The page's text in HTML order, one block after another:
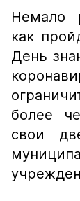
Немало
как
День
более
свои